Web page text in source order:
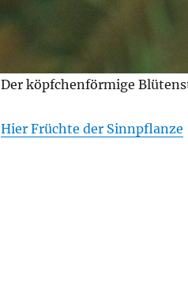
Der köpfchenförmige
Hier Früchte der Sinnpflanze